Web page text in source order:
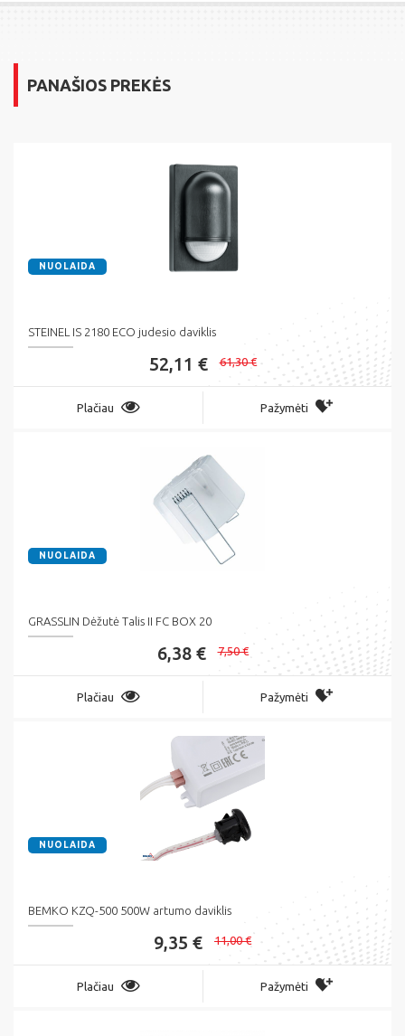
PANAŠIOS PREKĖS
NUOLAIDA
STEINEL IS 2180 ECO judesio daviklis
52,11 € 61,30 €
Plačiau Pažymėti
NUOLAIDA
GRASSLIN Dėžutė Talis II FC BOX 20
6,38 € 7,50 €
Plačiau Pažymėti
NUOLAIDA
BEMKO KZQ-500 500W artumo daviklis
9,35 € 11,00 €
Plačiau Pažymėti